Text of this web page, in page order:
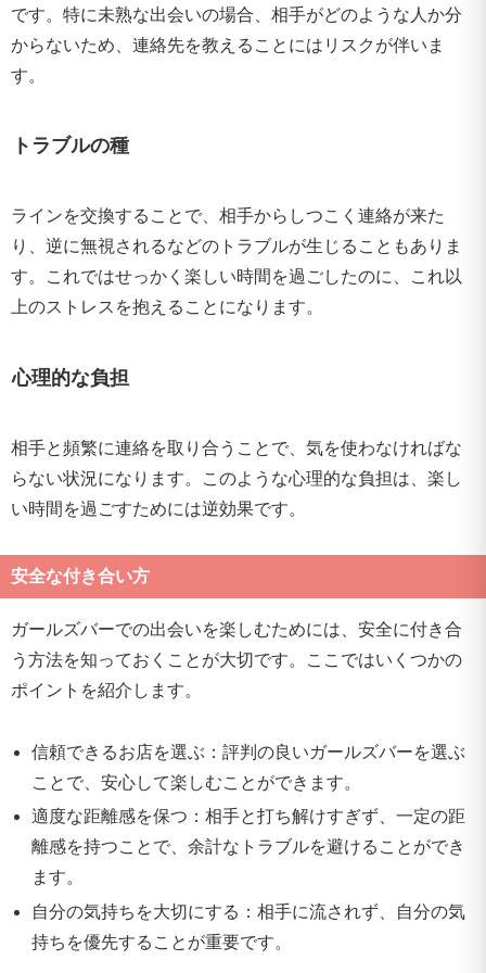
です。特に未熟な出会いの場合、相手がどのような人か分
からないため、連絡先を教えることにはリスクが伴いま
す。
トラブルの種
ラインを交換することで、相手からしつこく連絡が来た
り、逆に無視されるなどのトラブルが生じることもありま
す。これではせっかく楽しい時間を過ごしたのに、これ以
上のストレスを抱えることになります。
心理的な負担
相手と頻繁に連絡を取り合うことで、気を使わなければな
らない状況になります。このような心理的な負担は、楽し
い時間を過ごすためには逆効果です。
安全な付き合い方
ガールズバーでの出会いを楽しむためには、安全に付き合
う方法を知っておくことが大切です。ここではいくつかの
ポイントを紹介します。
信頼できるお店を選ぶ：評判の良いガールズバーを選ぶ
ことで、安心して楽しむことができます。
適度な距離感を保つ：相手と打ち解けすぎず、一定の距
離感を持つことで、余計なトラブルを避けることができ
ます。
自分の気持ちを大切にする：相手に流されず、自分の気
持ちを優先することが重要です。